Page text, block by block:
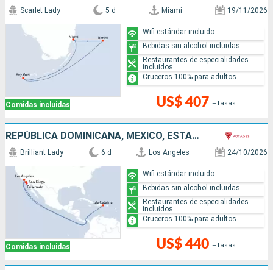
Comidas incluidas
Scarlet Lady 5 d Miami 19/11/2026
US$ 407 +Tasas
Wifi estándar incluido
Bebidas sin alcohol incluidas
Restaurantes de especialidades
incluidos
Cruceros 100% para adultos
REPÚBLICA DOMINICANA, MÉXICO, ESTADOS UNIDOS
Comidas incluidas
Brilliant Lady 6 d Los Angeles 24/10/2026
US$ 440 +Tasas
Wifi estándar incluido
Bebidas sin alcohol incluidas
Restaurantes de especialidades
incluidos
Cruceros 100% para adultos